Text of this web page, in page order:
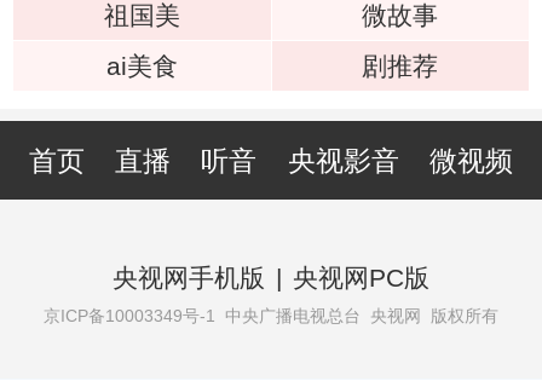
祖国美
微故事
ai美食
剧推荐
首页 直播 听音 央视影音 微视频
央视网手机版 | 央视网PC版
京ICP备10003349号-1 中央广播电视总台 央视网 版权所有